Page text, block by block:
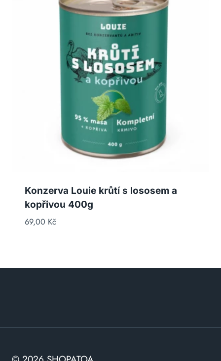
Konzerva Louie krůtí s lososem a
kopřivou 400g
69,00 Kč